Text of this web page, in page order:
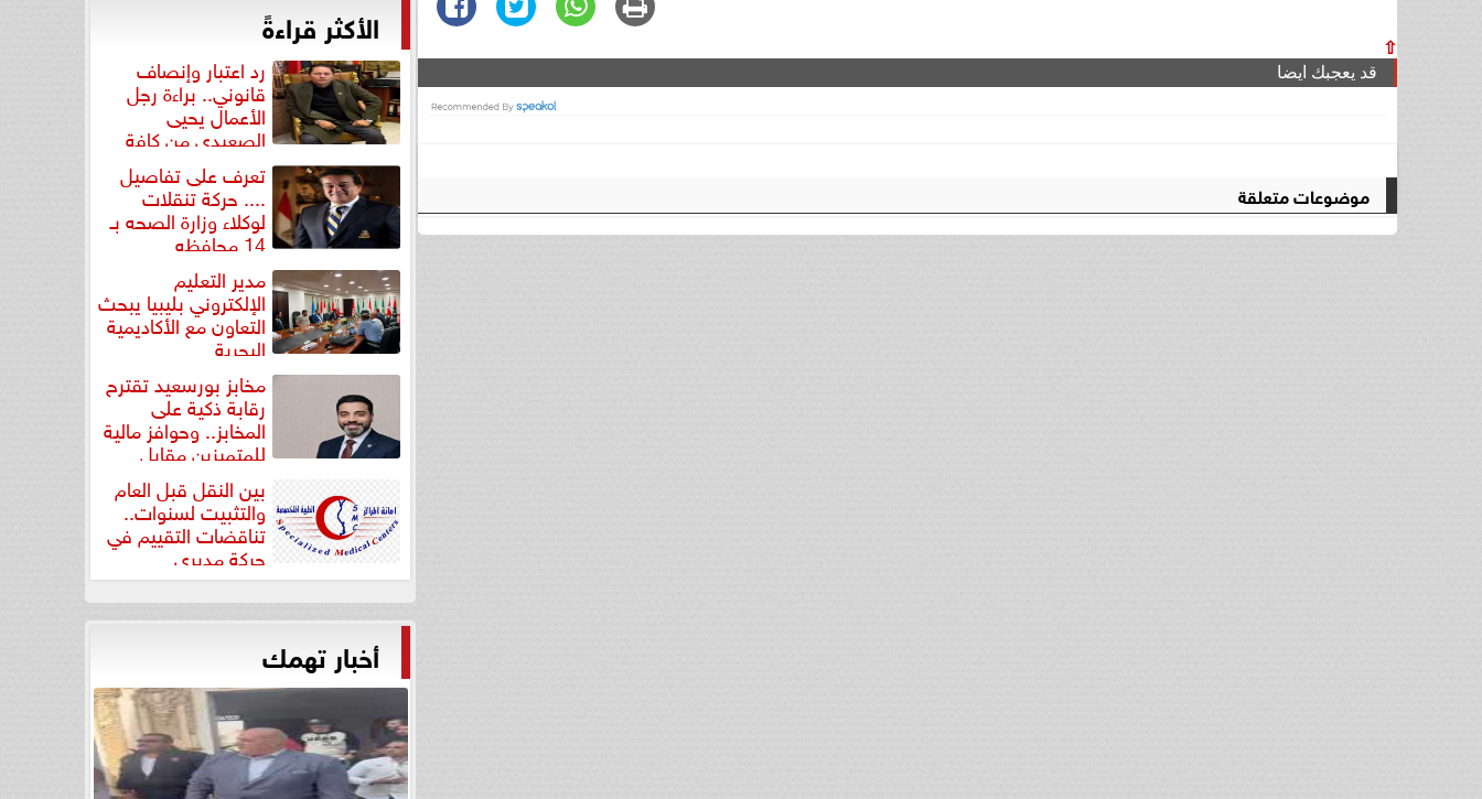
⇧
قد يعجبك ايضا
موضوعات متعلقة
الأكثر قراءةً
رد اعتبار وإنصاف
قانوني.. براءة رجل
الأعمال يحيى
الصعيدي من كافة
التهم... تعرف على تفاصيل
.... حركة تنقلات
لوكلاء وزارة الصحه بـ
14 محافظه
مدير التعليم
الإلكتروني بليبيا يبحث
التعاون مع الأكاديمية
البحرية
مخابز بورسعيد تقترح
رقابة ذكية على
المخابز.. وحوافز مالية
للمتميزين مقابل
بين النقل قبل العام
والتثبيت لسنوات..
تناقضات التقييم في
حركة مديري
”مستشفيات...
أخبار تهمك